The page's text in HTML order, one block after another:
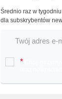
Średnio raz w
dla subskrybentów
*